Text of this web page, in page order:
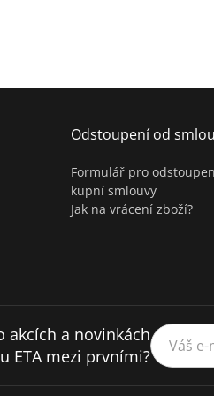
Odstoupení od
Formulář pro
kupní smlouvy
Jak na vrácení zboží?
akcích a novinkách
ETA mezi prvními?
Váš e-mail